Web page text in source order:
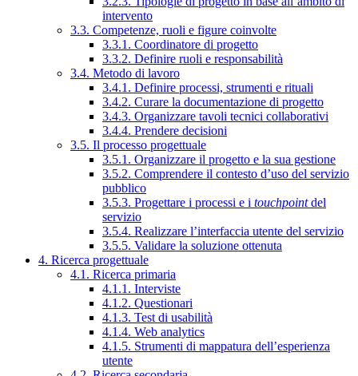
intervento
3.3. Competenze, ruoli e figure coinvolte
3.3.1. Coordinatore di progetto
3.3.2. Definire ruoli e responsabilità
3.4. Metodo di lavoro
3.4.1. Definire processi, strumenti e rituali
3.4.2. Curare la documentazione di progetto
3.4.3. Organizzare tavoli tecnici collaborativi
3.4.4. Prendere decisioni
3.5. Il processo progettuale
3.5.1. Organizzare il progetto e la sua gestione
3.5.2. Comprendere il contesto d’uso del servizio
pubblico
3.5.3. Progettare i processi e i touchpointdel
servizio
3.5.4. Realizzare l’interfaccia utente del servizio
3.5.5. Validare la soluzione ottenuta
4. Ricerca progettuale
4.1. Ricerca primaria
4.1.1. Interviste
4.1.2. Questionari
4.1.3. Test di usabilità
4.1.4. Web analytics
4.1.5. Strumenti di mappatura dell’esperienza
utente